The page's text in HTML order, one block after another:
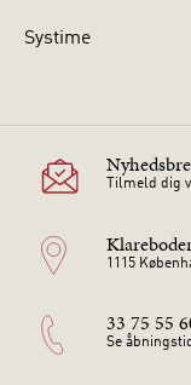
Systime
Tilmeld dig
1115
33 75 55
Se